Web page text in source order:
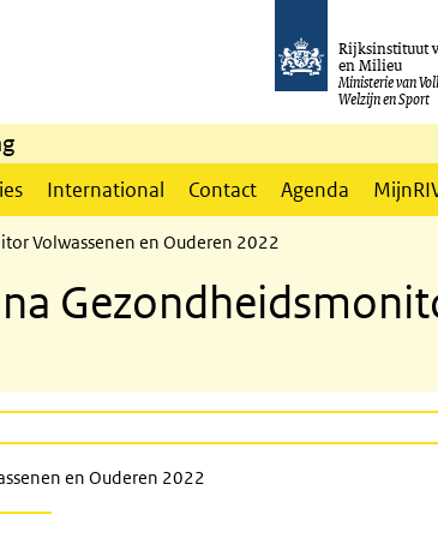
Rijksinstituut
en Milieu
Ministerie van
Welzijn en Sport
International Contact Agenda
Volwassenen en Ouderen 2022
en Ouderen 2022